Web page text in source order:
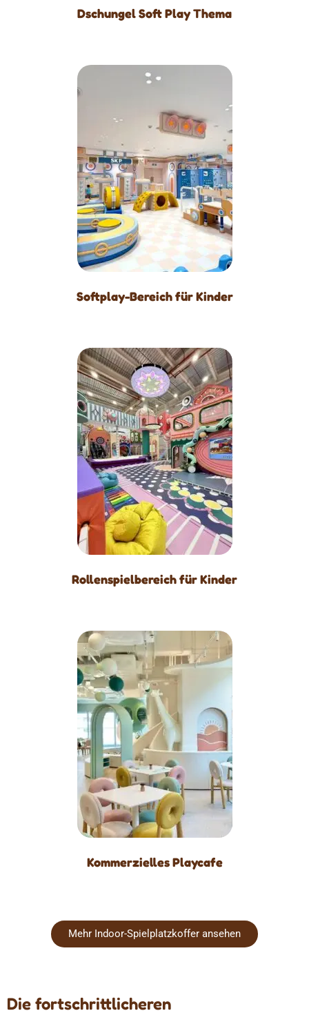
Dschungel Soft Play Thema
Softplay-Bereich für Kinder
Rollenspielbereich für Kinder
Kommerzielles Playcafe
Mehr Indoor-Spielplatzkoffer ansehen
Die fortschrittlicheren